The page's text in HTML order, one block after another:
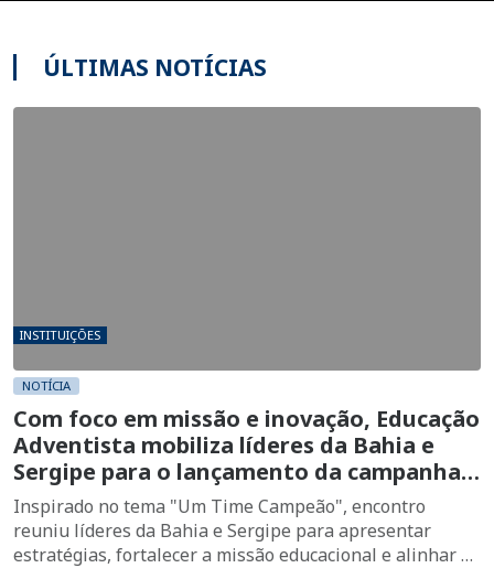
ÚLTIMAS NOTÍCIAS
INSTITUIÇÕES
NOTÍCIA
Com foco em missão e inovação, Educação
Adventista mobiliza líderes da Bahia e
Sergipe para o lançamento da campanha
de Matrículas 2027
Inspirado no tema "Um Time Campeão", encontro
reuniu líderes da Bahia e Sergipe para apresentar
estratégias, fortalecer a missão educacional e alinhar as